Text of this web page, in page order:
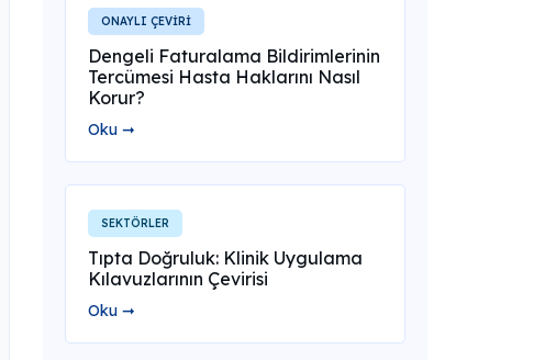
ONAYLI ÇEVİRİ
Dengeli Faturalama Bildirimlerinin
Tercümesi Hasta Haklarını Nasıl
Korur?
Oku ➞
SEKTÖRLER
Tıpta Doğruluk: Klinik Uygulama
Kılavuzlarının Çevirisi
Oku ➞